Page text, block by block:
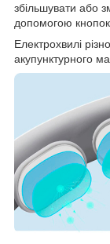
збільшувати або
допомогою кнопок
Електрохвилі
акупунктурного